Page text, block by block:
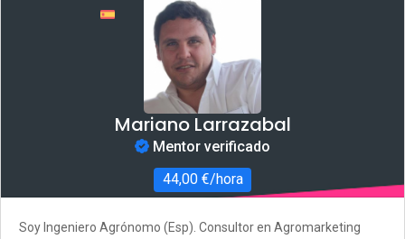
Mariano Larrazabal
Mentor verificado
44,00 €/hora
Soy Ingeniero Agrónomo (Esp). Consultor en Agromarketing